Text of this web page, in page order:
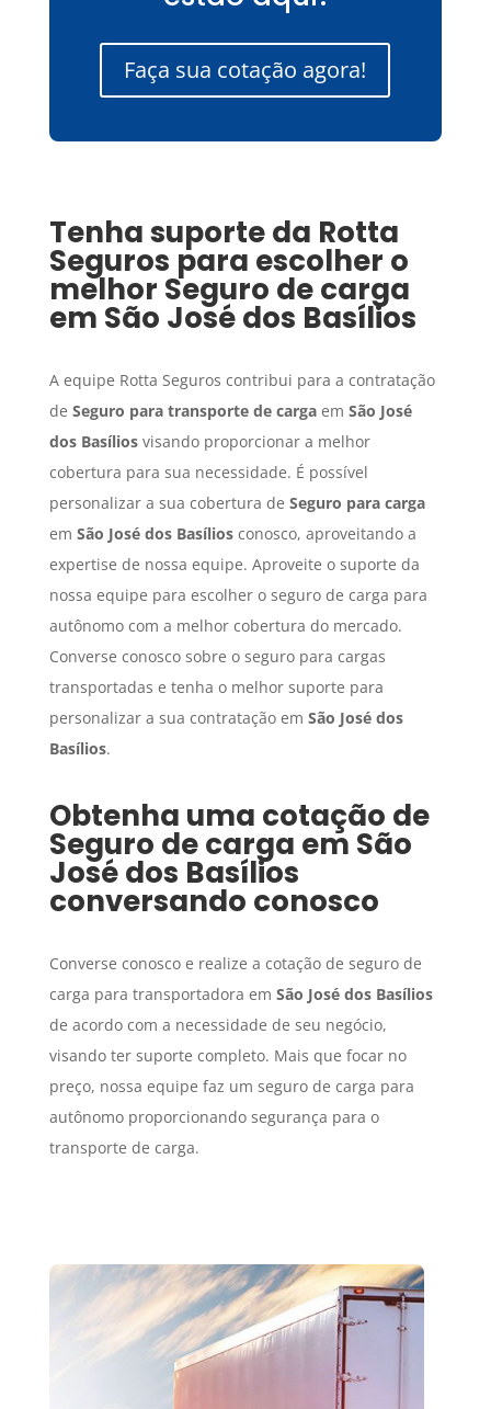
Faça sua cotação agora!
Tenha suporte da Rotta
Seguros para escolher o
melhor Seguro de carga
em São José dos Basílios
A equipe Rotta Seguros contribui para a contratação
de Seguro para transporte de cargaem São José
dos Basíliosvisando proporcionar a melhor
cobertura para sua necessidade. É possível
personalizar a sua cobertura de Seguro para carga
em São José dos Basíliosconosco, aproveitando a
expertise de nossa equipe. Aproveite o suporte da
nossa equipe para escolher o seguro de carga para
autônomo com a melhor cobertura do mercado.
Converse conosco sobre o seguro para cargas
transportadas e tenha o melhor suporte para
personalizar a sua contratação em São José dos
Basílios.
Obtenha uma cotação de
Seguro de carga em São
José dos Basílios
conversando conosco
Converse conosco e realize a cotação de seguro de
carga para transportadora em São José dos Basílios
de acordo com a necessidade de seu negócio,
visando ter suporte completo. Mais que focar no
preço, nossa equipe faz um seguro de carga para
autônomo proporcionando segurança para o
transporte de carga.